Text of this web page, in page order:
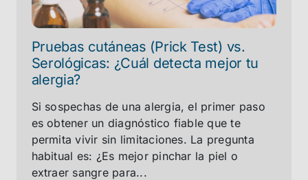
Pruebas cutáneas (Prick Test) vs.
Serológicas: ¿Cuál detecta mejor tu
alergia?
Si sospechas de una alergia, el primer paso
es obtener un diagnóstico fiable que te
permita vivir sin limitaciones. La pregunta
habitual es: ¿Es mejor pinchar la piel o
extraer sangre para...